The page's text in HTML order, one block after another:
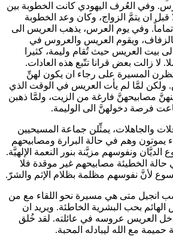
وفي العُرف اليهودي كانت الخطوبة بين
قبل ان يتمَّ الزواج، وكان وعد الخطوبة
تماماً. وفي يوم العرس، يذهب العريس الى
ويقوم العريس والعروس في
بيت العريس حيث تُقام وليمة، كثيرا
لا زالت بعض قرانا تتّبع هذه العادات.
المسيرة على رجاء ان يكون لهنِّ
لمَّا لم يأت العريس في الوقت الذي
مصابيحهنَّ فارغة من الزيت، ولمَّا ذهبن
فرصة دخولهنَّ الى الوليمة.
والجاهلات، يمثِّلن جماعة المسيحيين
يموتون وهم في حالة البرارة ومصابيحهم
الديَّان ونفوسهم مزيَّنة بنور النعمة الإلهيَّة.
حالة الخطيئة مصابيحهم غير موقدة فلا
لأنَّ نفوسهم مظلمة بظلام الإثم والشرّ.
انجيل متى هي مسيرة نحو اللقاء مع من
بحب البشرية الخاطئة. ويريد ان
العريس عروسه في عائلته. لقد خُلق
مع الله ليبادله المحبة.